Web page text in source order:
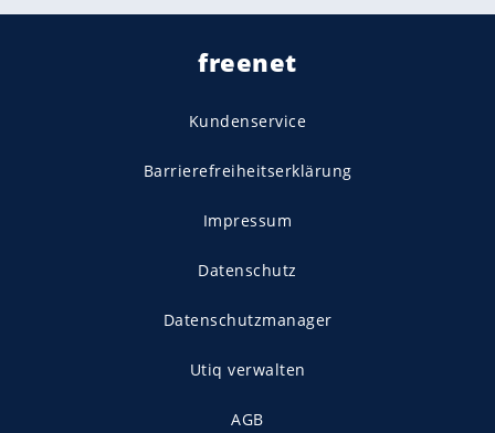
freenet
Kundenservice
Barrierefreiheitserklärung
Impressum
Datenschutz
Datenschutzmanager
Utiq verwalten
AGB